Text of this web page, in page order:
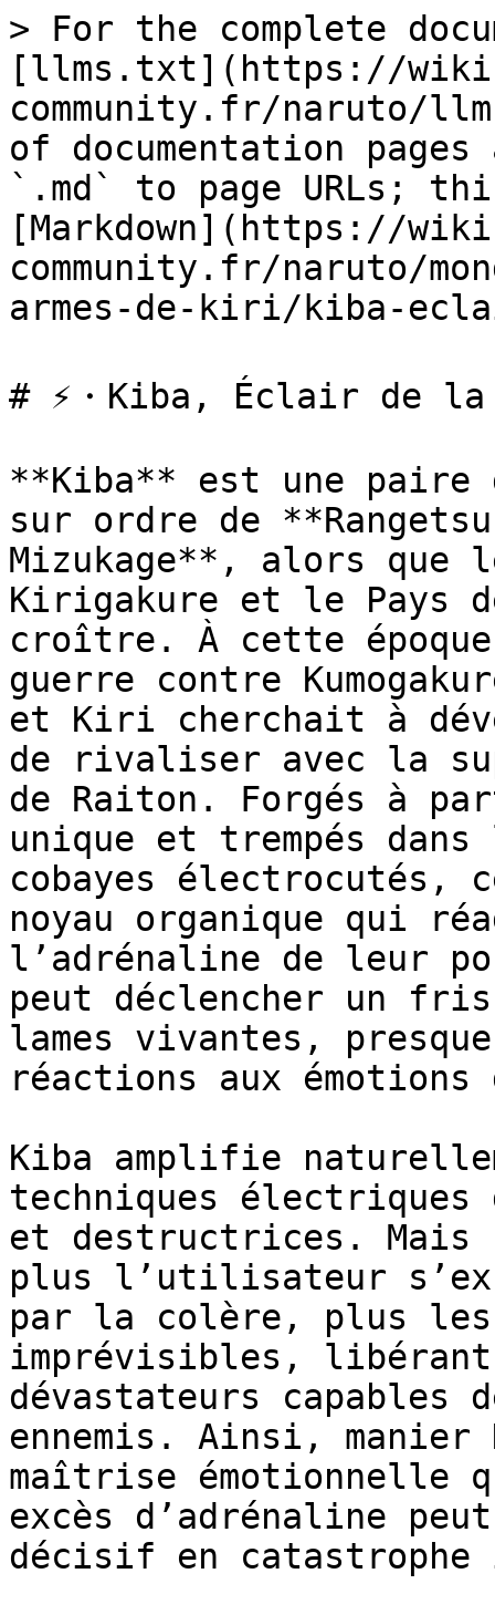
> For the complete
[llms.txt](https://
community.fr/naruto/
of documentation
`.md` to page URLs;
[Markdown](https://
community.fr/naruto/
armes-de-kiri/kiba-
# ⚡・Kiba, Éclair de la
**Kiba** est une paire
sur ordre de
Mizukage**, alors que
Kirigakure et le Pays
croître. À cette
guerre contre
et Kiri cherchait à
de rivaliser avec la
de Raiton. Forgés à
unique et trempés
cobayes électrocutés,
noyau organique qui
l’adrénaline de leur
peut déclencher un
lames vivantes,
réactions aux
Kiba amplifie
techniques électriques
et destructrices. Mais
plus l’utilisateur
par la colère, plus les
imprévisibles, libérant
dévastateurs capables
ennemis. Ainsi,
maîtrise émotionnelle
excès d’adrénaline
décisif en